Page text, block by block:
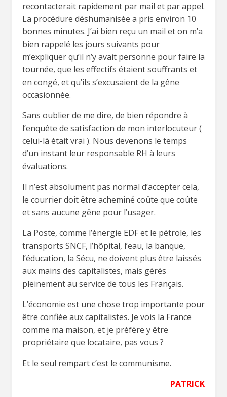
recontacterait rapidement par mail et par appel.
La procédure déshumanisée a pris environ 10
bonnes minutes. J’ai bien reçu un mail et on m’a
bien rappelé les jours suivants pour
m’expliquer qu’il n’y avait personne pour faire la
tournée, que les effectifs étaient souffrants et
en congé, et qu’ils s’excusaient de la gêne
occasionnée.
Sans oublier de me dire, de bien répondre à
l’enquête de satisfaction de mon interlocuteur (
celui-là était vrai ). Nous devenons le temps
d’un instant leur responsable RH à leurs
évaluations.
Il n’est absolument pas normal d’accepter cela,
le courrier doit être acheminé coûte que coûte
et sans aucune gêne pour l’usager.
La Poste, comme l’énergie EDF et le pétrole, les
transports SNCF, l’hôpital, l’eau, la banque,
l’éducation, la Sécu, ne doivent plus être laissés
aux mains des capitalistes, mais gérés
pleinement au service de tous les Français.
L’économie est une chose trop importante pour
être confiée aux capitalistes. Je vois la France
comme ma maison, et je préfère y être
propriétaire que locataire, pas vous ?
Et le seul rempart c’est le communisme.
PATRICK